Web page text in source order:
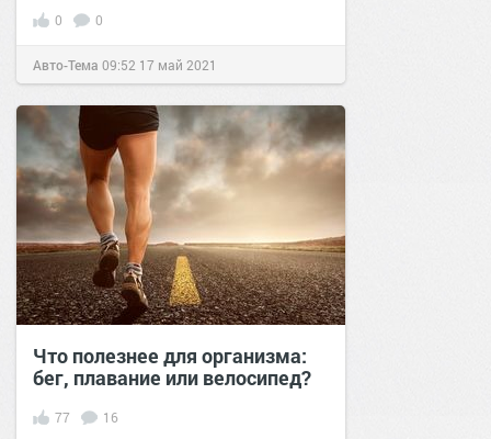
0 0
Авто-Тема 09:52 17 май 2021
Что полезнее для организма:
бег, плавание или велосипед?
77 16